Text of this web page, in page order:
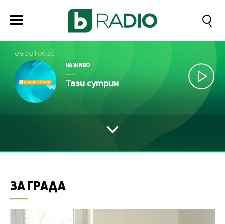
06:00 09:30
НА ЖИВО
Тази сутрин
ЗА ГРАДА